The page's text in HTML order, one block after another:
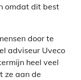
omdat dit best
door te
adviseur Uveco
heel veel
ze aan de